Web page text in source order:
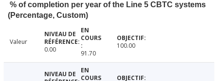
% of completion per year of the Line 5 CBTC systems
(Percentage, Custom)
Valeur
0.00
91.70
100.00